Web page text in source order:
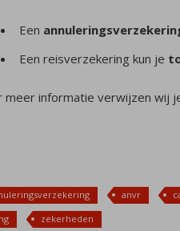
Een
Een reisverzekering kun je
meer informatie verwijzen wij
anvr
zekerheden